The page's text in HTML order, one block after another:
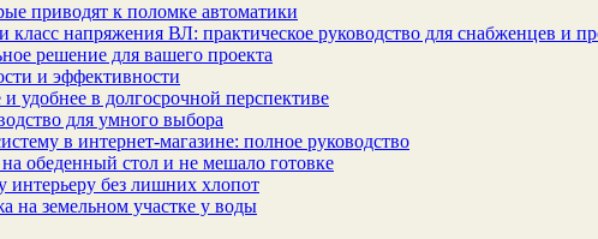
приводят к поломке автоматики
напряжения ВЛ: практическое руководство для снабженцев и
решение для вашего проекта
и эффективности
удобнее в долгосрочной перспективе
для умного выбора
в интернет‑магазине: полное руководство
обеденный стол и не мешало готовке
интерьеру без лишних хлопот
на земельном участке у воды